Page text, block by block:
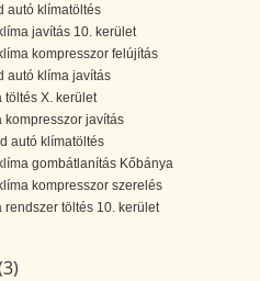
autó klímatöltés
javítás 10. kerület
kompresszor felújítás
autó klíma javítás
töltés X. kerület
kompresszor javítás
autó klímatöltés
gombátlanítás Kőbánya
kompresszor szerelés
rendszer töltés 10. kerület